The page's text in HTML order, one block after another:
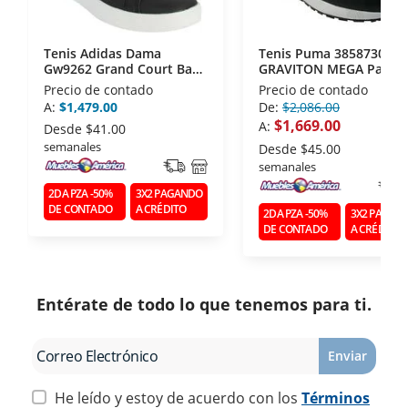
Tenis Adidas Dama
Gw9262 Grand Court Base
2.0
Precio de contado
A: $1,479.00
Desde $41.00
semanales
2DA PZA -50%
DE CONTADO
3X2 PAGANDO
A CRÉDITO
Tenis Puma 38587301
GRAVITON MEGA Para
Caballero 28
Precio de contado
De: $2,086.00
A: $1,669.00
Desde $45.00
semanales
2DA PZA -50%
DE CONTADO
3X2
A CRÉDITO
Entérate de todo lo que tenemos para ti.
Enviar
He leído y estoy de acuerdo con los Términos